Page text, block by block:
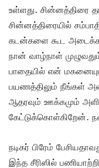
உள்ளது. சின்னத்திரை
சின்னத்திரையில்
கடன்களை கூட அடைக்க
நான் வாழ்நாள்
பாதையில் என்
பயணத்திலும் நீங்கள்
ஆதரவும் ஊக்கமும்
கேட்டுக்கொள்கிறேன்.
நடிகர் பிரேம்
இந்த சீரிஸில்